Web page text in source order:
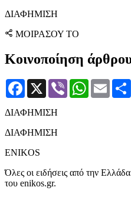
ΔΙΑΦΗΜΙΣΗ
ΜΟΙΡΑΣΟΥ ΤΟ
Κοινοποίηση
Facebook
X Viber WhatsApp
Email
ΔΙΑΦΗΜΙΣΗ
ΔΙΑΦΗΜΙΣΗ
ENIKOS
Όλες οι ειδήσεις από την
του enikos.gr.